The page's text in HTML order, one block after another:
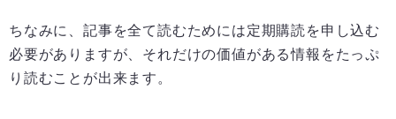
ちなみに、記事を全て読むためには定期購読を申し込む
必要がありますが、それだけの価値がある情報をたっぷ
り読むことが出来ます。